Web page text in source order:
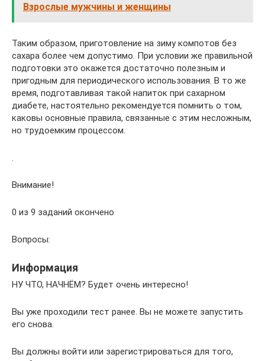
Взрослые мужчины и женщины
Таким образом, приготовление на зиму компотов без
сахара более чем допустимо. При условии же правильной
подготовки это окажется достаточно полезным и
пригодным для периодического использования. В то же
время, подготавливая такой напиток при сахарном
диабете, настоятельно рекомендуется помнить о том,
каковы основные правила, связанные с этим несложным,
но трудоемким процессом.
.
Внимание!
0 из 9 заданий окончено
Вопросы:
Информация
НУ ЧТО, НАЧНЁМ? Будет очень интересно!
Вы уже проходили тест ранее. Вы не можете запустить
его снова.
Вы должны войти или зарегистрироваться для того,